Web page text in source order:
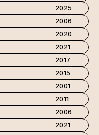
2025
2006
2020
2021
2017
2015
2001
2011
2006
2021